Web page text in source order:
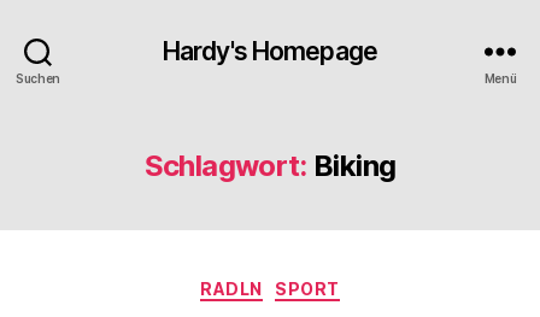
Suchen
Hardy's Homepage
Menü
Schlagwort: Biking
Kategorien
RADLN SPORT